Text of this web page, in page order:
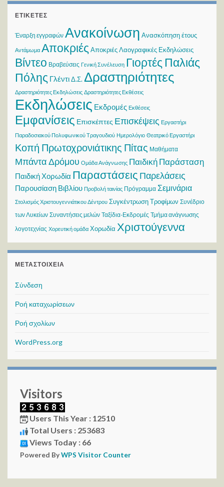
ΕΤΙΚΈΤΕΣ
Έναρξη εγγραφών Ανακοίνωση Ανασκόπηση έτους
Αντάμωμα Αποκριές Αποκριές Λαογραφικές Εκδηλώσεις
Βίντεο Βραβεύσεις Γενική Συνέλευση Γιορτές Παλιάς
Πόλης ΓλέντιΔ.Σ. Δραστηριότητες
Δραστηριότητες Εκδηλώσεις Δραστηριότητες Εκθέσεις
Εκδηλώσεις Εκδρομές Εκθέσεις
Εμφανίσεις Επισκέπτες Επισκέψεις Εργαστήρι
Παραδοσιακού Πολυφωνικού Τραγουδιού Ημερολόγιο Θεατρικό Εργαστήρι
Κοπή Πρωτοχρονιάτικης Πίτας Μαθήματα
Μπάντα Δρόμου Ομάδα Ανάγνωσης Παιδική Παράσταση
Παιδική Χορωδία Παραστάσεις Παρελάσεις
Παρουσίαση Βιβλίου Προβολή ταινίας Πρόγραμμα Σεμινάρια
Στολισμός Χριστουγεννιάτικου Δέντρου Συγκέντρωση Τροφίμων Συνέδριο
των Λυκείων Συναντήσεις μελών Ταξίδια-Εκδρομές Τμήμα ανάγνωσης
λογοτεχνίας Χορευτική ομάδα Χορωδία Χριστούγεννα
ΜΕΤΑΣΤΟΙΧΕΊΑ
Σύνδεση
Ροή καταχωρίσεων
Ροή σχολίων
WordPress.org
Visitors
Users This Year : 12510
Total Users : 253683
Views Today : 66
Powered ByWPS Visitor Counter